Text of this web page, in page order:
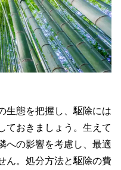
生態を把握し、駆除には
ておきましょう。生えて
への影響を考慮し、最適
ん。処分方法と駆除の費